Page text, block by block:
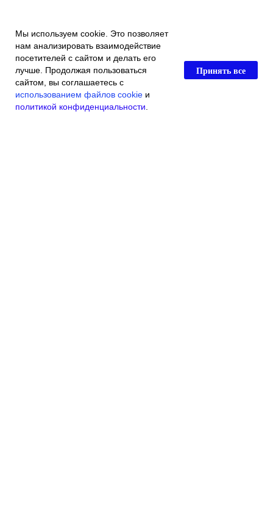
Главная Каталог магазина
Мы используем cookie. Это позволяет
нам анализировать взаимодействие
посетителей с сайтом и делать его
лучше. Продолжая пользоваться
сайтом, вы соглашаетесь с
использованием файлов cookie и
политикой конфиденциальности
Принять все